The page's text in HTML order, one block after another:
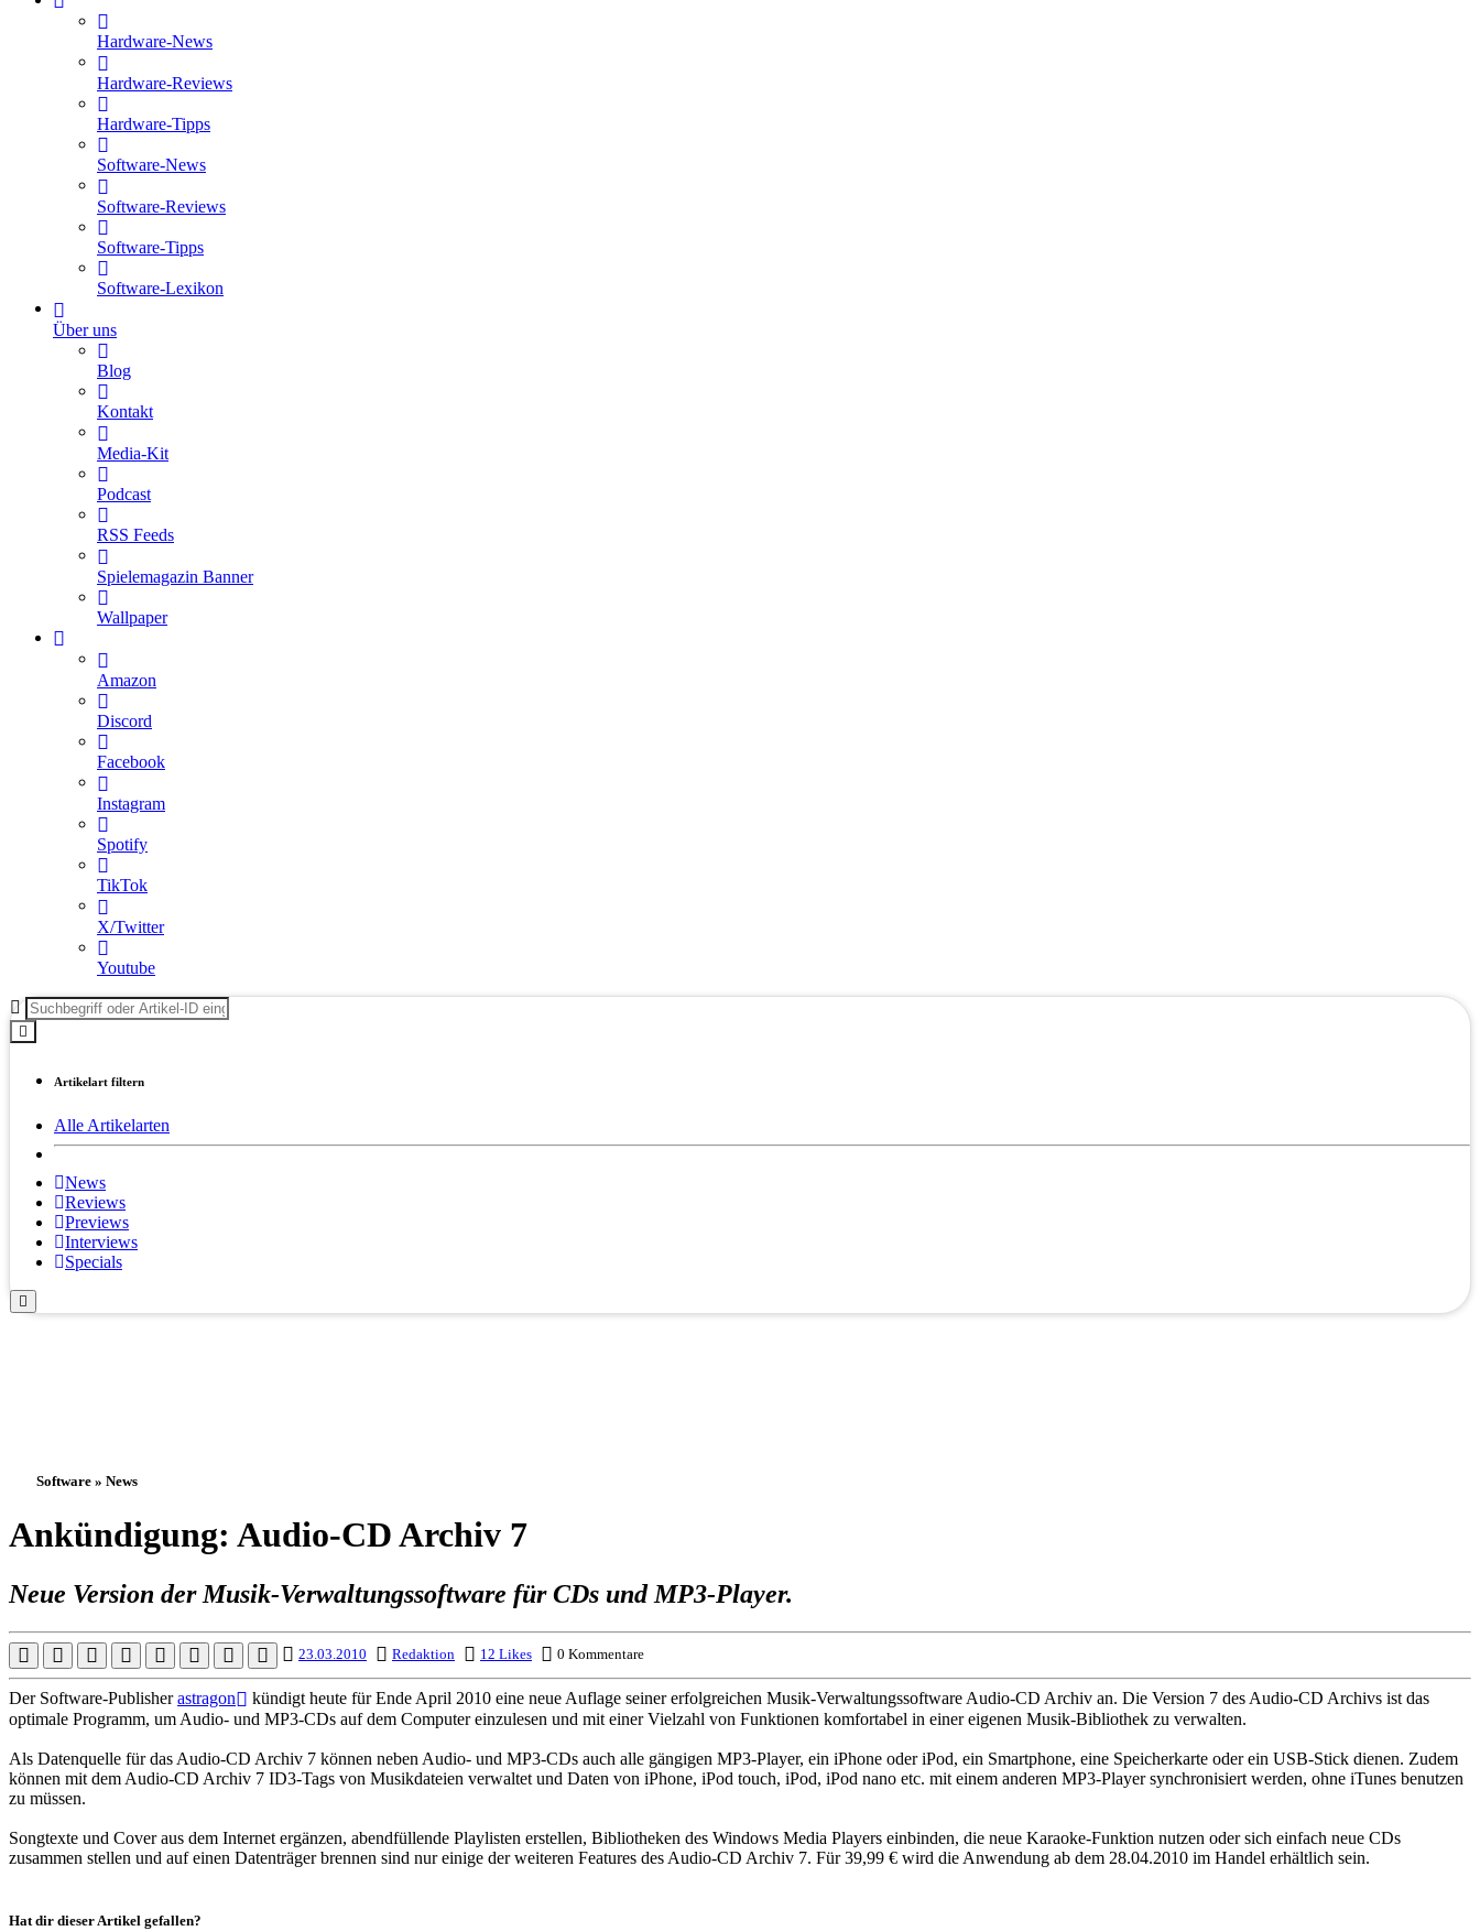
Hardware-News
Hardware-Reviews
Hardware-Tipps
Software-News
Software-Reviews
Software-Tipps
Software-Lexikon
Über uns
Blog
Kontakt
Media-Kit
Podcast
RSS Feeds
Spielemagazin Banner
Wallpaper
Amazon
Discord
Facebook
Instagram
Spotify
TikTok
X/Twitter
Youtube
Artikelart filtern
Alle Artikelarten
News
Reviews
Previews
Interviews
Specials
Software » News
Ankündigung: Audio-CD Archiv 7
Neue Version der Musik-Verwaltungssoftware für CDs und MP3-Player.
23.03.2010 Redaktion 12 Likes 0 Kommentare
Der Software-Publisherastragon
kündigt heute für Ende April 2010 eine neue Auflage seiner erfolgreichen Musik-Verwaltungssoftware Audio-CD Archiv an. Die Version 7 des Audio-CD Archivs ist das
optimale Programm, um Audio- und MP3-CDs auf dem Computer einzulesen und mit einer Vielzahl von Funktionen komfortabel in einer eigenen Musik-Bibliothek zu verwalten.
Als Datenquelle für das Audio-CD Archiv 7 können neben Audio- und MP3-CDs auch alle gängigen MP3-Player, ein iPhone oder iPod, ein Smartphone, eine Speicherkarte oder ein USB-Stick dienen. Zudem
können mit dem Audio-CD Archiv 7 ID3-Tags von Musikdateien verwaltet und Daten von iPhone, iPod touch, iPod, iPod nano etc. mit einem anderen MP3-Player synchronisiert werden, ohne iTunes benutzen
zu müssen.
Songtexte und Cover aus dem Internet ergänzen, abendfüllende Playlisten erstellen, Bibliotheken des Windows Media Players einbinden, die neue Karaoke-Funktion nutzen oder sich einfach neue CDs
zusammen stellen und auf einen Datenträger brennen sind nur einige der weiteren Features des Audio-CD Archiv 7. Für 39,99 € wird die Anwendung ab dem 28.04.2010 im Handel erhältlich sein.
Hat dir dieser Artikel gefallen?